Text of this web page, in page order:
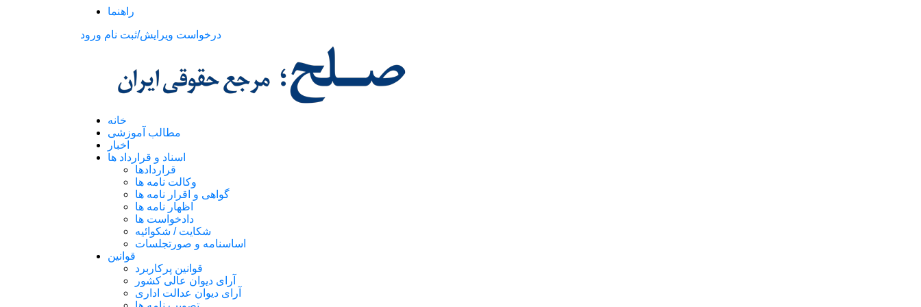
راهنما
درخواست ویرایش/ثبت نام ورود
خانه
مطالب آموزشی
اخبار
اسناد و قرارداد ها
قراردادها
وکالت نامه ها
گواهی و اقرار نامه ها
اظهار نامه ها
دادخواست ها
شکایت / شکوائیه
اساسنامه و صورتجلسات
قوانین
قوانین پرکاربرد
آرای دیوان عالی کشور
آرای دیوان عدالت اداری